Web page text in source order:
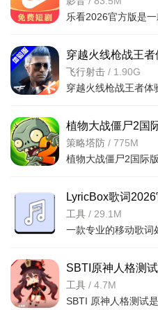
穿越火线枪战王
最新版
飞行射击 / 1.90G
植物大战僵尸2国
版v13.0.1最新中文
策略塔防 / 775M
LyricBox歌词
工具 / 29.1M
SBTI原神人格测
安卓版
工具 / 4.7M